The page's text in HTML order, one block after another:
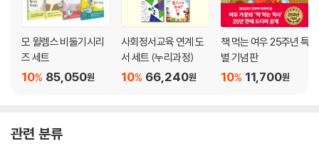
모 윌렘스 비둘기시리
즈 세트
85,050원
10%
사회정서교육 연계 도
서 세트 (누리과정)
66,240원
10%
책 먹는 여우 25주년 특
별 기념판
11,700원
10%
관련 분류